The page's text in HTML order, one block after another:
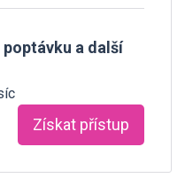
a další
Získat přístup